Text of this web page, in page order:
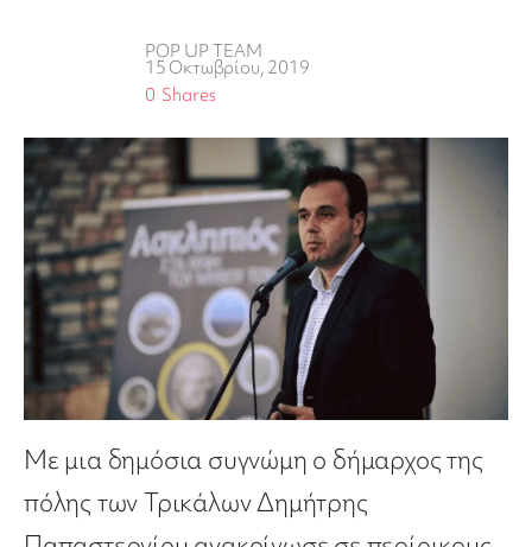
POP UP TEAM
15 Οκτωβρίου, 2019
Shares
0
Με μια δημόσια συγνώμη ο δήμαρχος της
πόλης των Τρικάλων Δημήτρης